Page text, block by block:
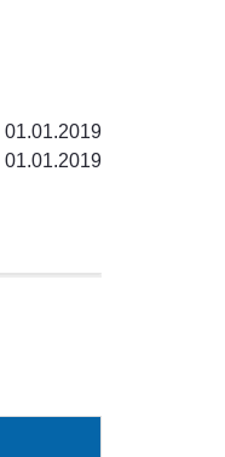
01.01.2019
01.01.2019